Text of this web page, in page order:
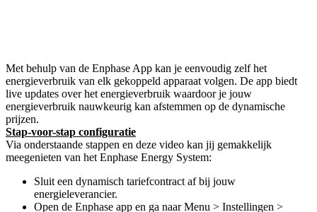
Met behulp van de Enphase App kan je eenvoudig zelf het
energieverbruik van elk gekoppeld apparaat volgen. De app biedt
live updates over het energieverbruik waardoor je jouw
energieverbruik nauwkeurig kan afstemmen op de dynamische
prijzen.
Stap-voor-stap configuratie
Via onderstaande stappen en deze video kan jij gemakkelijk
meegenieten van het Enphase Energy System:
Sluit een dynamisch tariefcontract af bij jouw
energieleverancier.
Open de Enphase app en ga naar Menu > Instellingen >